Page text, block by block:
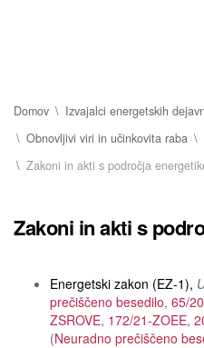
Domov
Izvajalci energetskih
Obnovljivi viri in učinkovita raba
Zakoni in akti s področja
Zakoni in akti s
Energetski zakon (EZ-1)
prečiščeno besedilo 65/20
ZSROVE 172/21-ZOEE
Neuradno prečiščeno